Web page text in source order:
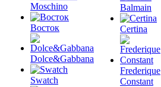
Moschino
Восток
Dolce&Gabbana
Swatch
Balmain
Certina
Frederique
Constant